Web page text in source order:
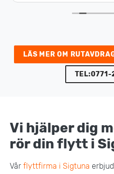
LÄS MER OM
TEL:0771-
Vi hjälper dig
rör din flytt i
Vår flyttfirma i Sigtuna